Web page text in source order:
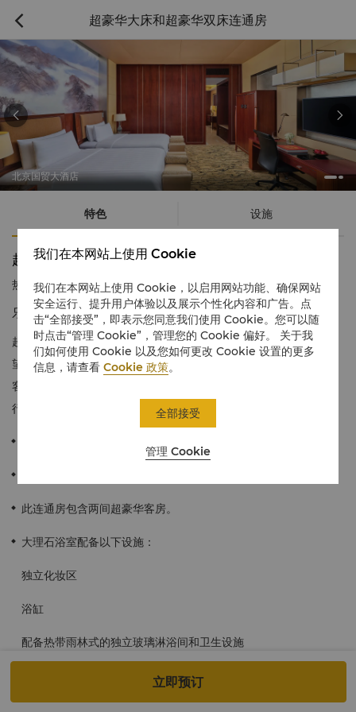
 超豪华大床和超豪华双床连通房
北京国贸大酒店
 
特色 设施
超豪华大床和超豪华双床连通房
热线电话 1 866 565 5050
乐享云端舒适空间，尽览京城旖旎景色
超豪华客房是您下榻北京中央商务区的理想之选。全景落地窗，东
望都市繁华风光，西望故宫之巅，迷人景观尽收眼底。超豪华大床
客房及超豪华双床客房连通，双重休憩及工作功能区，满足家庭出
行旅居需求，连通孩子与父母的天伦之乐。
此连通房包含两间超豪华客房。
大理石浴室配备以下设施：
独立化妆区
浴缸
配备热带雨林式的独立玻璃淋浴间和卫生设施
立即预订
我们在本网站上使用 Cookie
我们在本网站上使用 Cookie，以启用网站功能、确保网站
安全运行、提升用户体验以及展示个性化内容和广告。点
击“全部接受”，即表示您同意我们使用 Cookie。您可以随
时点击“管理 Cookie”，管理您的 Cookie 偏好。 关于我
们如何使用 Cookie 以及您如何更改 Cookie 设置的更多
信息，请查看Cookie 政策。
管理 Cookie
全部接受